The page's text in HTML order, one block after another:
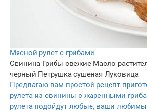
Мясной рулет с грибами
Свинина Грибы свежие Масло
черный Петрушка сушеная Луковица
Предлагаю вам простой рецепт
рулета из свинины с жаренными
рулета подойдут любые, ваши